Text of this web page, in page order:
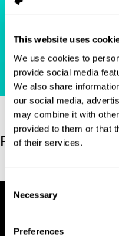
This website uses
We use cookies to
provide social media
We also share
our social media,
may combine it with
provided to them or that
of their services.
Consent
Selection
Necessary
Preferences
Referenz